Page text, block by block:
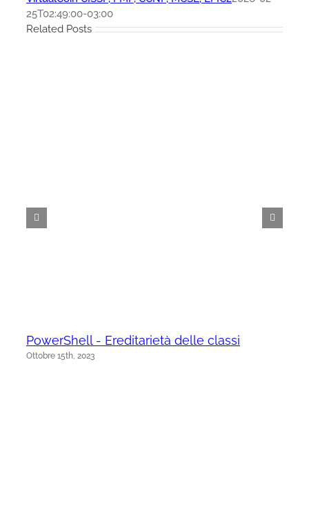
25T02:49:00-03:00
Related Posts
PowerShell - Ereditarietà delle classi
Ottobre 15th, 2023